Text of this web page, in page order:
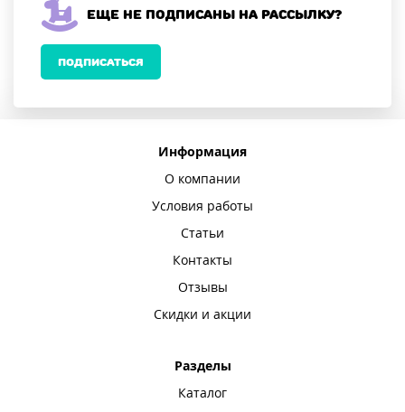
Еще не подписаны на рассылку?
ПОДПИСАТЬСЯ
Информация
О компании
Условия работы
Статьи
Контакты
Отзывы
Скидки и акции
Разделы
Каталог